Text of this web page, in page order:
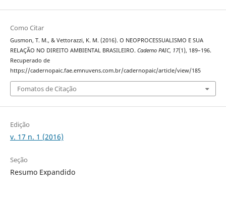
Como Citar
Gusmon, T. M., & Vettorazzi, K. M. (2016). O NEOPROCESSUALISMO E SUA
RELAÇÃO NO DIREITO AMBIENTAL BRASILEIRO. Caderno PAIC, 17(1), 189–196.
Recuperado de
https://cadernopaic.fae.emnuvens.com.br/cadernopaic/article/view/185
Fomatos de Citação
Edição
v. 17 n. 1 (2016)
Seção
Resumo Expandido